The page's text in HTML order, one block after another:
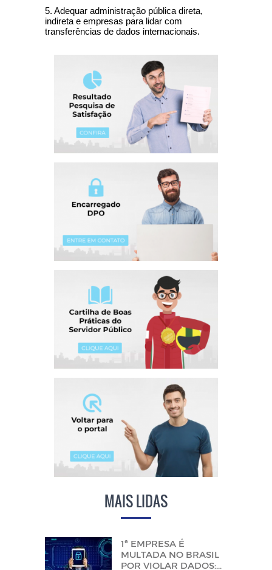
5. Adequar administração pública direta,
indireta e empresas para lidar com
transferências de dados internacionais.
MAIS LIDAS
1ª EMPRESA É
MULTADA NO BRASIL
POR VIOLAR DADOS:...